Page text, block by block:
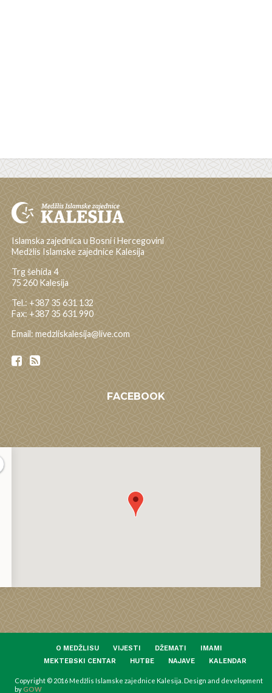
Islamska zajednica u Bosni i Hercegovini
Medžlis Islamske zajednice Kalesija
Trg šehida 4
75 260 Kalesija
Tel.: +387 35 631 132
Fax: +387 35 631 990
Email: medzliskalesija@live.com
FACEBOOK
O MEDŽLISU VIJESTI DŽEMATI
IMAMI
MEKTEBSKI CENTAR
HUTBE NAJAVE KALENDAR
Copyright © 2016 Medžlis Islamske zajednice Kalesija. Design and development
byGOW